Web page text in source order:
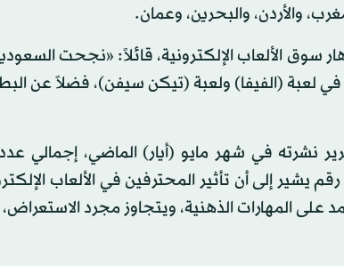
والأردن، والبحرين، وعمان.
سوق الألعاب الإلكترونية، قائلاً: «نجحت
في لعبة (الفيفا) ولعبة (تيكن سيفن)، فضلاً عن
نشرته في شهر مايو (أيار) الماضي، إجمالي
453.8 مليون شخص، وهو رقم يشير إلى أن تأثير المحترفين في الألعاب
على المهارات الذهنية، ويتجاوز مجرد